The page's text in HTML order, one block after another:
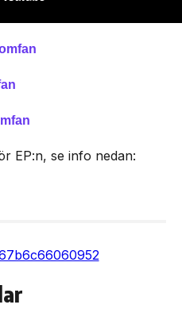
EP:n, se info nedan: